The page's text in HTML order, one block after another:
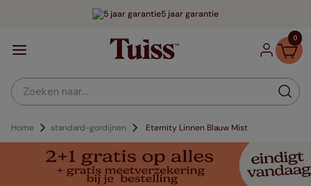
5 jaar garantie
0
Zoeken naar...
Home standard-gordijnen Eternity Linnen Blauw Mist